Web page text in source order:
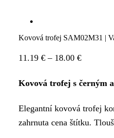
Kovová trofej SAM02M31 |
11.19 € – 18.00 €Price
11.19 €
18.00 €
Kovová trofej s černým
Elegantní kovová trofej
zahrnuta cena štítku.